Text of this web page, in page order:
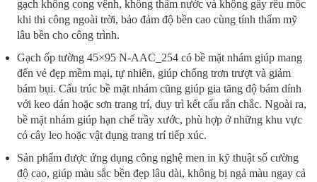
gạch không cong vênh, không thấm nước và không gây rêu mốc
khi thi công ngoài trời, bảo đảm độ bền cao cùng tính thẩm mỹ
lâu bền cho công trình.
Gạch ốp tường 45×95 N-AAC_254 có bề mặt nhám giúp mang
đến vẻ đẹp mềm mại, tự nhiên, giúp chống trơn trượt và giảm
bám bụi. Cấu trúc bề mặt nhám cũng giúp gia tăng độ bám dính
với keo dán hoặc sơn trang trí, duy trì kết cấu rắn chắc. Ngoài ra,
bề mặt nhám giúp hạn chế trầy xước, phù hợp ở những khu vực
có cây leo hoặc vật dụng trang trí tiếp xúc.
Sản phẩm được ứng dụng công nghệ men in kỹ thuật số cường
độ cao, giúp màu sắc bền đẹp lâu dài, không bị ngả màu ngay cả